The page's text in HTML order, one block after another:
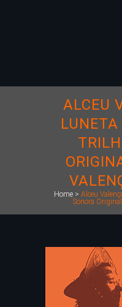
ALCEU
Home > Alceu
Sonora